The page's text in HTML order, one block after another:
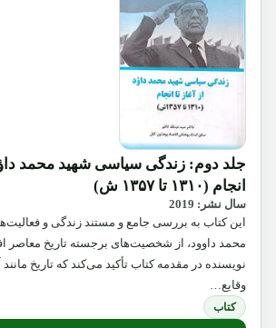
جلد دوم: زندگی سیاسی شهید محمد داؤد
انجام (۱۳۱۰ تا ۱۳۵۷ ش)
سال نشر: 2019
این کتاب به بررسی جامع و مستند زندگی و
محمد داوود، از شخصیت‌های برجسته تاریخ معاصر
نویسنده در مقدمه کتاب تأکید می‌کند که تاریخ
وقایع…
کتاب